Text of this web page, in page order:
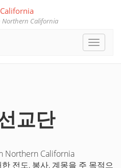
California
Toggle
교단
Northern California
전도, 봉사, 계몽을 주 목적으